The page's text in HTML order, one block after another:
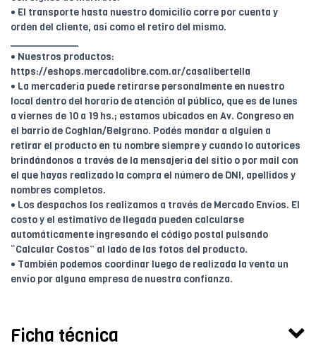
• El transporte hasta nuestro domicilio corre por cuenta y
orden del cliente, así como el retiro del mismo.
____________
• Nuestros productos:
https://eshops.mercadolibre.com.ar/casalibertella
• La mercadería puede retirarse personalmente en nuestro
local dentro del horario de atención al público, que es de lunes
a viernes de 10 a 19 hs.; estamos ubicados en Av. Congreso en
el barrio de Coghlan/Belgrano. Podés mandar a alguien a
retirar el producto en tu nombre siempre y cuando lo autorices
brindándonos a través de la mensajería del sitio o por mail con
el que hayas realizado la compra el número de DNI, apellidos y
nombres completos.
• Los despachos los realizamos a través de Mercado Envíos. El
costo y el estimativo de llegada pueden calcularse
automáticamente ingresando el código postal pulsando
“Calcular Costos” al lado de las fotos del producto.
• También podemos coordinar luego de realizada la venta un
envío por alguna empresa de nuestra confianza.
Ficha técnica